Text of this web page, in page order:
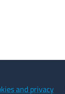
and privacy